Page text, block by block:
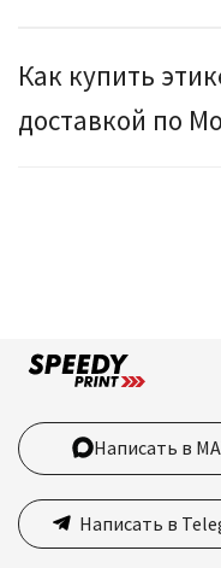
Как купить
доставкой по
Написать в
Написать в